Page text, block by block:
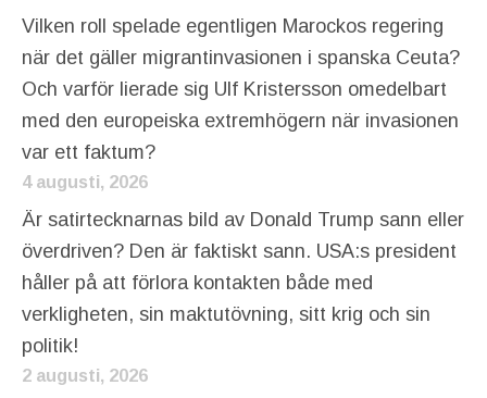
Vilken roll spelade egentligen Marockos regering
när det gäller migrantinvasionen i spanska Ceuta?
Och varför lierade sig Ulf Kristersson omedelbart
med den europeiska extremhögern när invasionen
var ett faktum?
4 augusti, 2026
Är satirtecknarnas bild av Donald Trump sann eller
överdriven? Den är faktiskt sann. USA:s president
håller på att förlora kontakten både med
verkligheten, sin maktutövning, sitt krig och sin
politik!
2 augusti, 2026